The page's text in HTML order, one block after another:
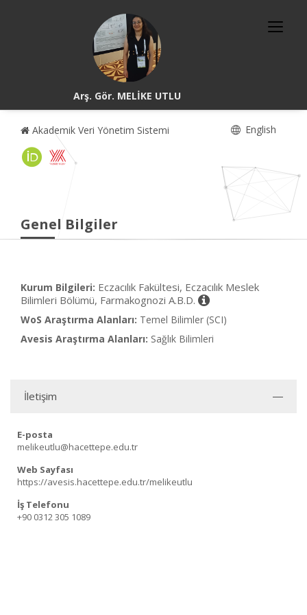
Arş. Gör. MELİKE UTLU
Akademik Veri Yönetim Sistemi English
Genel Bilgiler
Kurum Bilgileri: Eczacılık Fakültesi, Eczacılık Meslek
Bilimleri Bölümü, Farmakognozi A.B.D.
WoS Araştırma Alanları: Temel Bilimler (SCI)
Avesis Araştırma Alanları: Sağlık Bilimleri
İletişim
E-posta
melikeutlu@hacettepe.edu.tr
Web Sayfası
https://avesis.hacettepe.edu.tr/melikeutlu
İş Telefonu
+90 0312 305 1089